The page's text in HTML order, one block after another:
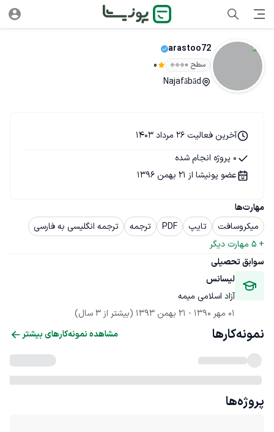
arastoo72
سطح ۰ 0
Najafābād
مهارت‌ها
میکروسافت
تایپ PDF ترجمه
ترجمه انگلیسی به فارسی
+
5 مهارت دیگر
سوابق تحصیلی
لیسانس
آزاد اسلامی میمه
01 مهر 1390
- 21 بهمن 1393 (بیشتر از 3 سال)
آخرین فعالیت 26 مرداد 1403
0 پروژه انجام شده
عضو پونیشا از 21 بهمن 1396
نمونه‌کارها مشاهده نمونه‌کارهای بیشتر
پروژه‌ها